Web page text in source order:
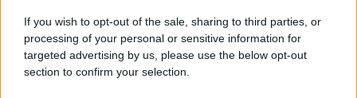
If you wish to opt-out of the sale, sharing to third parties, or
processing of your personal or sensitive information for
targeted advertising by us, please use the below opt-out
section to confirm your selection.
© 2026 - Pianeta Design - P.IVA 04827280654 - Testata
Registrata Al Tribunale Di Nocera Inferiore N. 8/2020 - RG N.